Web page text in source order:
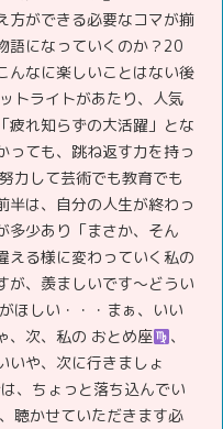
方ができる必要なコマが揃
語になっていくのか？20
んなに楽しいことはない後
トライトがあたり、人気
疲れ知らずの大活躍」とな
っても、跳ね返す力を持っ
力して芸術でも教育でも
半は、自分の人生が終わっ
多少あり「まさか、そん
える様に変わっていく私の
が、羨ましいです～どうい
ほしい・・・まぁ、いい
、次、私の おとめ座
、
いや、次に行きましょ
、ちょっと落ち込んでい
聴かせていただきます必